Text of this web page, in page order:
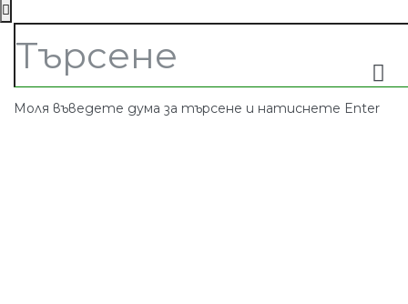
Моля въведете дума за търсене и натиснете Enter